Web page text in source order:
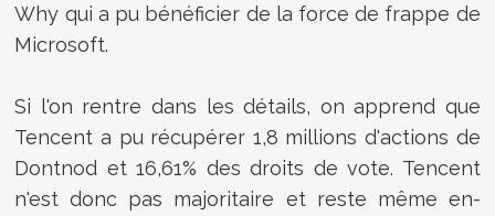
Why qui a pu bénéficier de la force de frappe de
Microsoft.
Si l'on rentre dans les détails, on apprend que
Tencent a pu récupérer 1,8 millions d'actions de
Dontnod et 16,61% des droits de vote. Tencent
n'est donc pas majoritaire et reste même en-